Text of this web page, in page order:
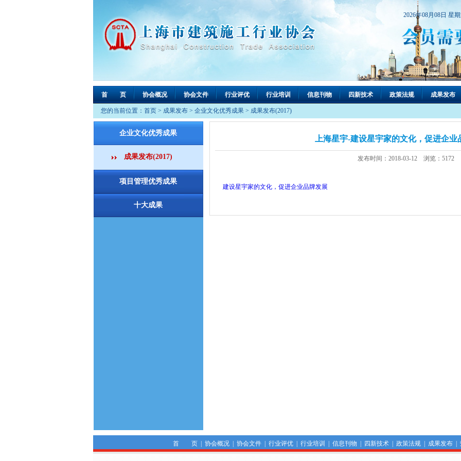
2026年08月08日 星
首 页 协会概况 协会文件 行业评优 行业培训 信息刊物 四新技术 政策法规 成果发布
您的当前位置： 首页 > 成果发布 > 企业文化优秀成果 > 成果发布(2017)
企业文化优秀成果
成果发布(2017)
项目管理优秀成果
十大成果
上海星宇-建设星宇家的文化，促进企业
发布时间：2018-03-12 浏览：5172
建设星宇家的文化，促进企业品牌发展
首 页| 协会概况| 协会文件| 行业评优| 行业培训 信息刊物 四新技术| 政策法规| 成果发布|